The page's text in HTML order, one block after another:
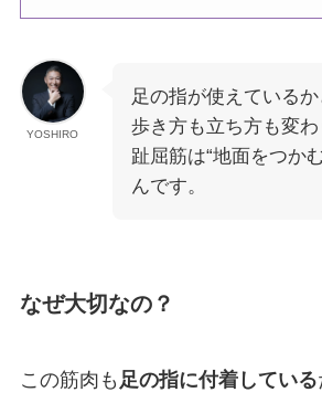
YOSHIRO
足の指が使えているか
歩き方も立ち方も変
趾屈筋は“地面をつか
んです。
なぜ大切なの？
この筋肉も 足の指に付着している